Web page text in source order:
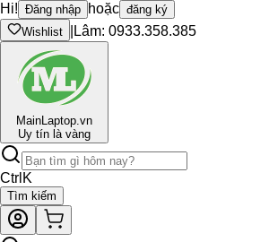
Hi! Đăng nhập hoặc đăng ký
Wishlist
Lâm: 0933.358.385
MainLaptop.vn
Uy tín là vàng
Ctrl K
Tìm kiếm